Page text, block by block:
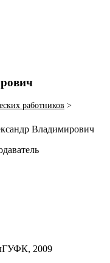
работников >
Владимирович
2009